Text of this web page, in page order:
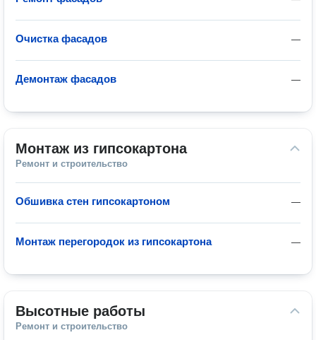
—
Очистка фасадов
—
Демонтаж фасадов
Монтаж из гипсокартона
Ремонт и строительство
—
Обшивка стен гипсокартоном
—
Монтаж перегородок из гипсокартона
Высотные работы
Ремонт и строительство